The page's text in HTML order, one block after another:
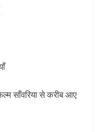
साँवरिया से करीब आए